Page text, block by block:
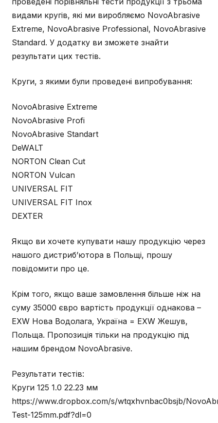
видами кругів, які ми виробляємо NovoAbrasive
Extreme, NovoAbrasive Professional, NovoAbrasive
Standard. У додатку ви зможете знайти
результати цих тестів.
Круги, з якими були проведені випробування:
NovoAbrasive Extreme
NovoAbrasive Profi
NovoAbrasive Standart
DeWALT
NORTON Clean Cut
NORTON Vulcan
UNIVERSAL FIT
UNIVERSAL FIT Inox
DEXTER
Якщо ви хочете купувати нашу продукцію через
нашого дистриб’ютора в Польщі, прошу
повідомити про це.
Крім того, якщо ваше замовлення більше ніж на
суму 35000 євро вартість продукції однакова –
EXW Нова Водолага, Україна = EXW Жешув,
Польща. Пропозиція тільки на продукцію під
нашим брендом NovoAbrasive.
Результати тестів:
Круги 125 1.0 22.23 мм
https://www.dropbox.com/s/wtqxhvnbac0bsjb/
Test-125mm.pdf?dl=0